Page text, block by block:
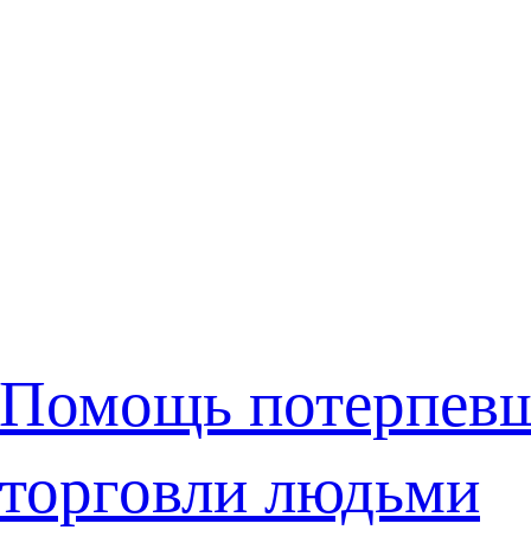
Помощь
торговли людьми